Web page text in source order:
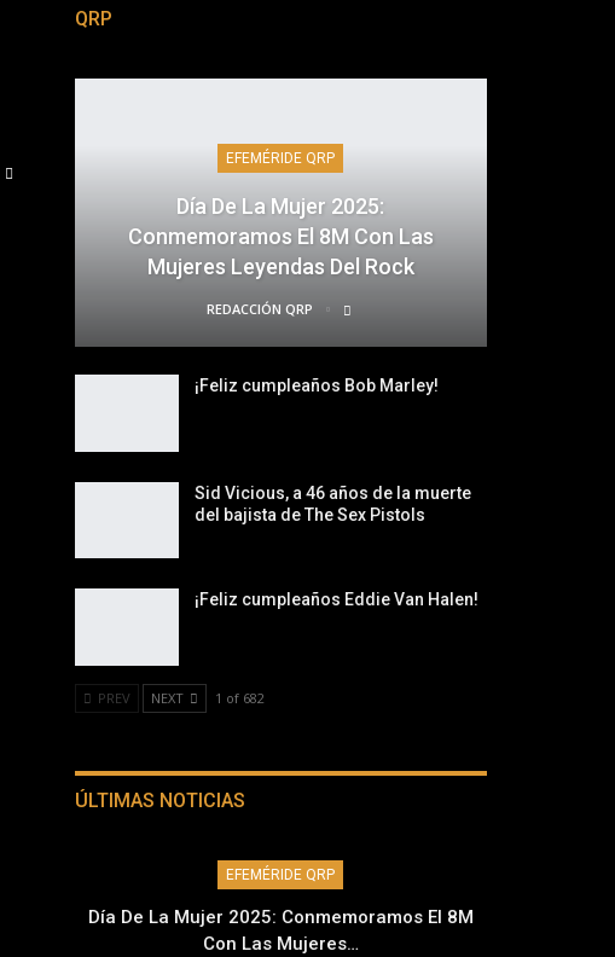
QRP
EFEMÉRIDE QRP
Día De La Mujer 2025:
Conmemoramos El 8M Con Las
Mujeres Leyendas Del Rock
REDACCIÓN QRP
¡Feliz cumpleaños Bob Marley!
Sid Vicious, a 46 años de la muerte
del bajista de The Sex Pistols
¡Feliz cumpleaños Eddie Van Halen!
PREV NEXT 1 of 682
ÚLTIMAS NOTICIAS
EFEMÉRIDE QRP
Día De La Mujer 2025: Conmemoramos El 8M
Con Las Mujeres…